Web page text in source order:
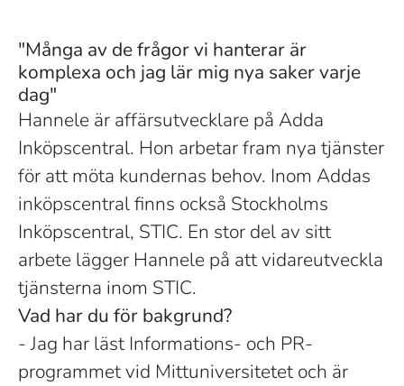
"Många av de frågor vi hanterar är
komplexa och jag lär mig nya saker varje
dag"
Hannele är affärsutvecklare på Adda
Inköpscentral. Hon arbetar fram nya tjänster
för att möta kundernas behov. Inom Addas
inköpscentral finns också Stockholms
Inköpscentral, STIC. En stor del av sitt
arbete lägger Hannele på att vidareutveckla
tjänsterna inom STIC.
Vad har du för bakgrund?
- Jag har läst Informations- och PR-
programmet vid Mittuniversitetet och är